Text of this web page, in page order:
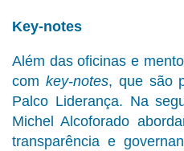
Key-notes
Além das oficinas e
com key-notes, que são
Palco Liderança. Na
Michel Alcoforado
transparência e